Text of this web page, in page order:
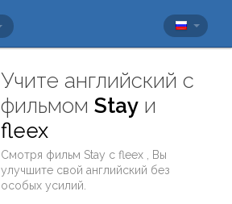
Учите английский с
фильмомStay и
fleex
Смотря фильм Stay сfleex
, Вы
улучшите свой английский без
особых усилий.